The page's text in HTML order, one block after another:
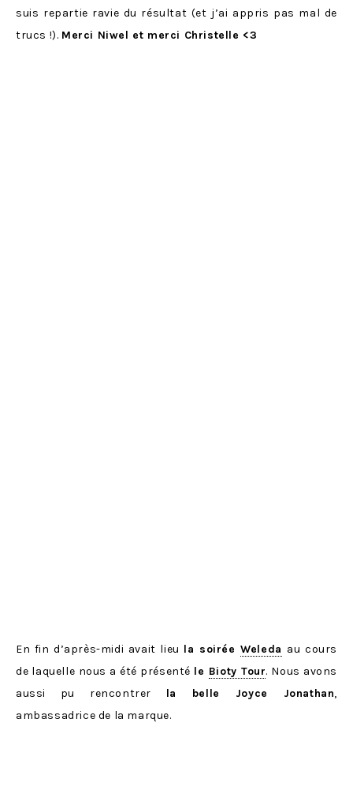
suis repartie ravie du résultat (et j’ai appris pas mal de
trucs !). Merci Niwel et merci Christelle <3
En fin d’après-midi avait lieu la soiréeWeleda au cours
de laquelle nous a été présenté le Bioty Tour. Nous avons
aussi pu rencontrer la belle Joyce Jonathan,
ambassadrice de la marque.